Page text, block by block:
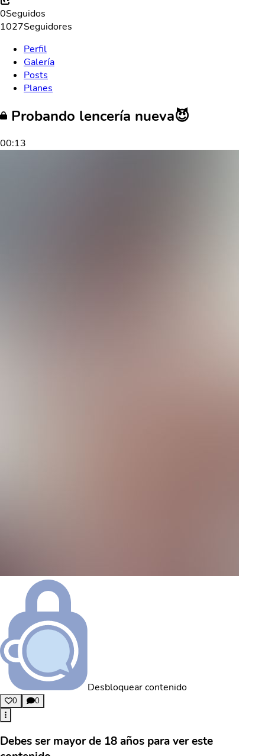
0Seguidos
1027Seguidores
Perfil
Galería
Posts
Planes
Probando lencería nueva😈
00:13
Desbloquear contenido
0 0
Debes ser mayor de 18 años para ver este